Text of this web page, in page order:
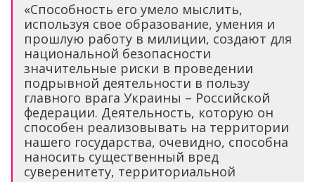
«Способность его умело мыслить,
используя свое образование, умения и
прошлую работу в милиции, создают для
национальной безопасности
значительные риски в проведении
подрывной деятельности в пользу
главного врага Украины – Российской
федерации. Деятельность, которую он
способен реализовывать на территории
нашего государства, очевидно, способна
наносить существенный вред
суверенитету, территориальной